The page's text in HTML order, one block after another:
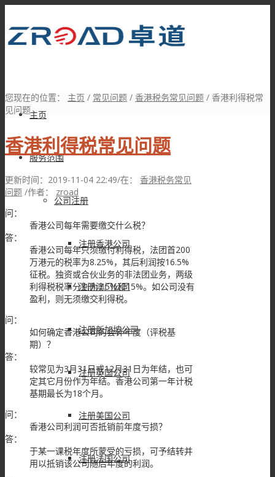
主页
服务范围
公司注册
注册香港公司
注册澳门公司
注册新加坡公司
注册英国公司
注册美国公司
注册法国公司
您现在的位置： 主页 / 常见问题 / 香港税务常见问题 / 香港利得税常
见问题
香港利得税常见问题
更新时间：2019-11-04 22:49/在： 香港税务常见
问题 /作者： zroad
问：
香港公司每年需要缴交什么税？
答：
香港公司每年只须缴付利得税，法团首200
万港元的税率为8.25%，其后利润按16.5%
征税。独资或合伙业务的非法团业务，两级
利得税税率分别为7.5%和15%。如公司没有
盈利，则无须缴交利得税。
问：
如何确定香港公司的会计年度（评税基
期）？
答：
较常见为3月31日或12月31日为年结，也可
定其它月份作为年结。香港公司第一年计税
基期最长为18个月。
问：
香港公司利润可否抵销前年度亏损？
答：
于某一课税年度所蒙受的亏损，可予结转并
用以抵销该公司随后年度的利润。